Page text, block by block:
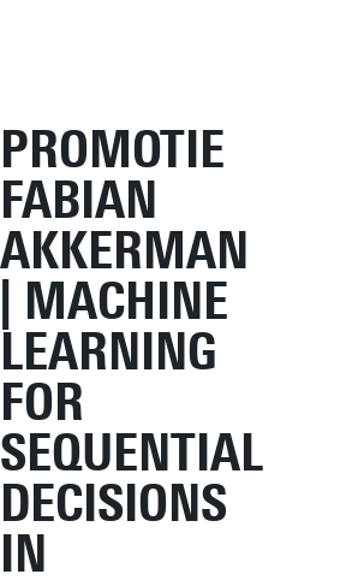
PROMOTIE
FABIAN
AKKERMAN
| MACHINE
LEARNING
FOR
SEQUENTIAL
DECISIONS
IN